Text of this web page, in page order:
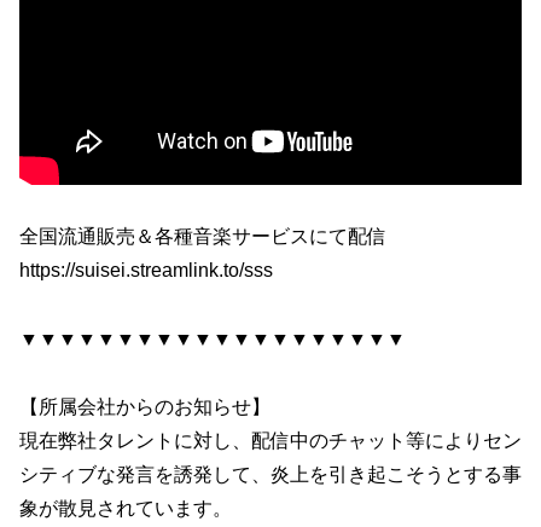
全国流通販売＆各種音楽サービスにて配信
https://suisei.streamlink.to/sss
▼▼▼▼▼▼▼▼▼▼▼▼▼▼▼▼▼▼▼▼
【所属会社からのお知らせ】
現在弊社タレントに対し、配信中のチャット等によりセン
シティブな発言を誘発して、炎上を引き起こそうとする事
象が散見されています。